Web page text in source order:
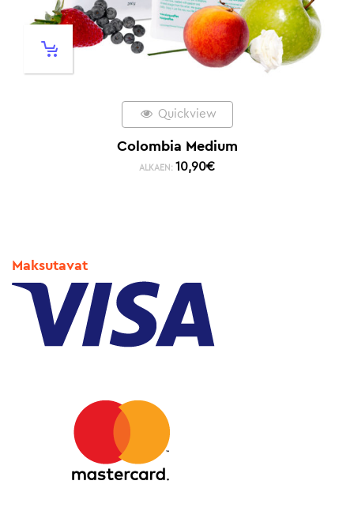
Quickview
Colombia Medium
ALKAEN: 10,90€
Maksutavat